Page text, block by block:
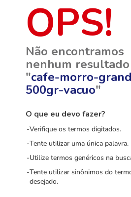
CUPOM DE DESCONTO
Não encontramos
nenhum
"cafe-morro-
500gr-vacuo"
O que eu devo fazer?
Verifique os termos digitados.
Tente utilizar uma única palavra.
Utilize termos genéricos na
Tente utilizar sinônimos do
desejado.
cafe
cerveja
carne
arroz